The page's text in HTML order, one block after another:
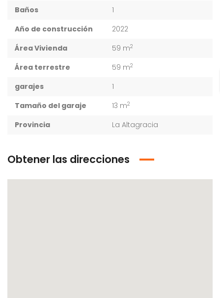
Baños
1
Año de construcción
2022
Área Vivienda
59 m2
Área terrestre 59 m2
garajes
1
Tamaño del garaje
13 m2
Provincia La Altagracia
Obtener las direcciones